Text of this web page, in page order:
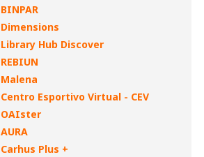
BINPAR
Dimensions
Library Hub Discover
REBIUN
Malena
Centro Esportivo Virtual - CEV
OAIster
AURA
Carhus Plus +